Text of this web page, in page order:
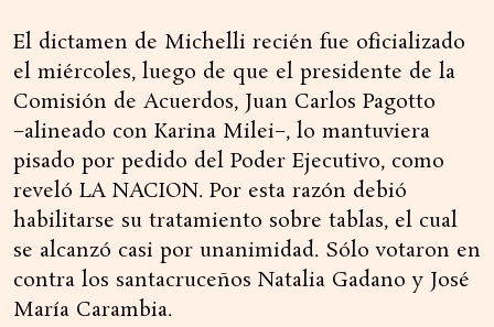
El dictamen de Michelli recién fue oficializado
el miércoles, luego de que el presidente de la
Comisión de Acuerdos, Juan Carlos Pagotto
−alineado con Karina Milei−, lo mantuviera
pisado por pedido del Poder Ejecutivo, como
reveló LA NACION. Por esta razón debió
habilitarse su tratamiento sobre tablas, el cual
se alcanzó casi por unanimidad. Sólo votaron en
contra los santacruceños Natalia Gadano y José
María Carambia.